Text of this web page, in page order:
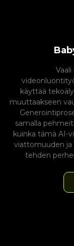
käyttää
muuttaakseen
samalla
kuinka tämä AI-
viattomuuden ja
tehden